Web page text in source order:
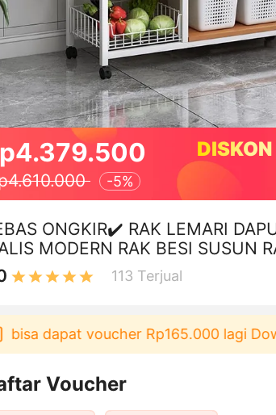
-5%
ONGKIR✔️ RAK LEMARI
MODERN RAK BESI SUSUN
RAK PENYIMPANAN BARANG
113 Terjual
voucher Rp165.000 lagi
Voucher